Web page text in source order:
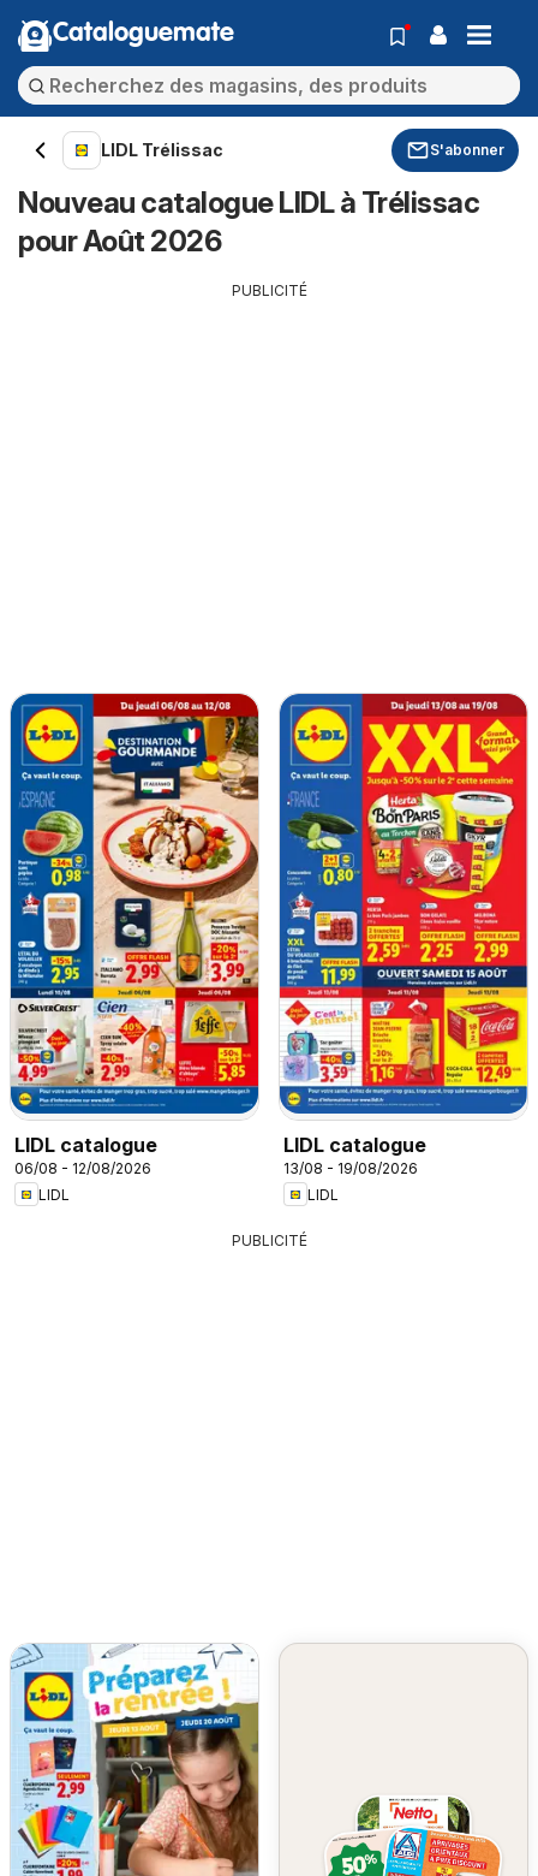
Cataloguemate
LIDL Trélissac S'abonner
Nouveau catalogue LIDL à Trélissac
pour Août 2026
PUBLICITÉ
LIDL catalogue
06/08 - 12/08/2026
LIDL
LIDL catalogue
13/08 - 19/08/2026
LIDL
PUBLICITÉ